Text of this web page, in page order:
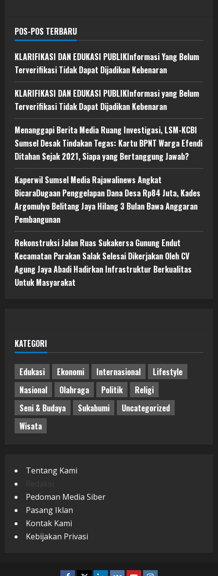
POS-POS TERBARU
KLARIFIKASI DAN EDUKASI PUBLIKInformasi Yang Belum
Terverifikasi Tidak Dapat Dijadikan Kebenaran
KLARIFIKASI DAN EDUKASI PUBLIKInformasi yang Belum
Terverifikasi Tidak Dapat Dijadikan Kebenaran
Menanggapi Berita Media Ruang Investigasi, LSM-KCBI
Sumsel Desak Tindakan Tegas: Kartu BPNT Warga Efendi
Ditahan Sejak 2021, Siapa yang Bertanggung Jawab?
Kaperwil Sumsel Media Rajawalinews Angkat
BicaraDugaan Penggelapan Dana Desa Rp84 Juta, Kades
Argomulyo Belitang Jaya Hilang 3 Bulan Bawa Anggaran
Pembangunan
Rekonstruksi Jalan Ruas Sukakersa Gunung Endut
Kecamatan Parakan Salak Selesai Dikerjakan Oleh CV
Agung Jaya Abadi Hadirkan Infrastruktur Berkualitas
Untuk Masyarakat
KATEGORI
Edukasi Ekonomi Internasional
Lifestyle
Nasional
Olahraga Politik
Religi
Seni & Budaya
Sukabumi
Uncategorized
Wisata
Tentang Kami
Pedoman Media Siber
Pasang Iklan
Kontak Kami
Kebijakan Privasi